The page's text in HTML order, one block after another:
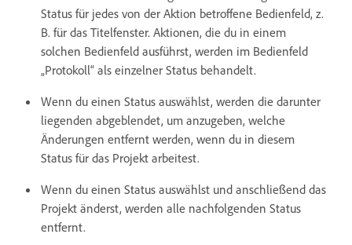
Status für jedes von der Aktion betroffene Bedienfeld, z.
B. für das Titelfenster. Aktionen, die du in einem
solchen Bedienfeld ausführst, werden im Bedienfeld
„Protokoll“ als einzelner Status behandelt.
Wenn du einen Status auswählst, werden die darunter
liegenden abgeblendet, um anzugeben, welche
Änderungen entfernt werden, wenn du in diesem
Status für das Projekt arbeitest.
Wenn du einen Status auswählst und anschließend das
Projekt änderst, werden alle nachfolgenden Status
entfernt.